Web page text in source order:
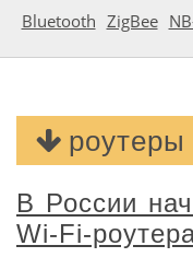
Bluetooth ZigBee
роутеры
В России
Wi-Fi-